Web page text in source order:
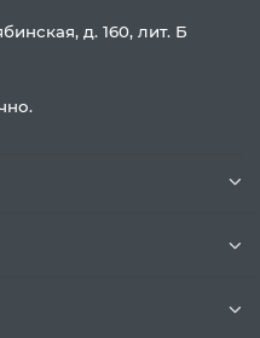
д. 160, лит. Б